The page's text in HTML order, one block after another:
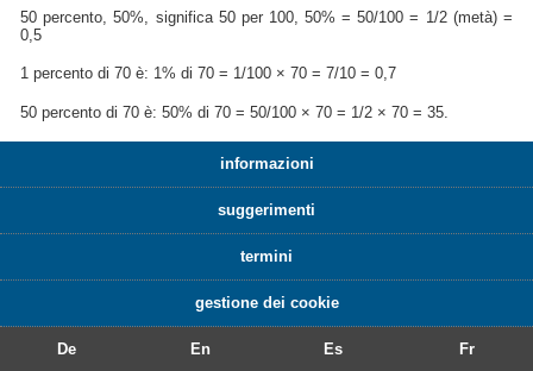
50 percento, 50%, significa 50 per 100, 50% = 50/100 = 1/2 (metà) =
0,5
1 percento di 70 è: 1% di 70 = 1/100 × 70 = 7/10 = 0,7
50 percento di 70 è: 50% di 70 = 50/100 × 70 = 1/2 × 70 = 35.
informazioni
suggerimenti
termini
gestione dei cookie
De En Es Fr